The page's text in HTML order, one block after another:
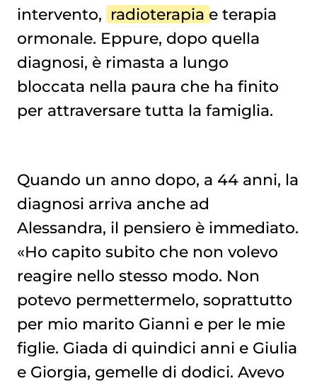
intervento, radioterapia e terapia
ormonale. Eppure, dopo quella
diagnosi, è rimasta a lungo
bloccata nella paura che ha finito
per attraversare tutta la famiglia.
Quando un anno dopo, a 44 anni, la
diagnosi arriva anche ad
Alessandra, il pensiero è immediato.
«Ho capito subito che non volevo
reagire nello stesso modo. Non
potevo permettermelo, soprattutto
per mio marito Gianni e per le mie
figlie. Giada di quindici anni e Giulia
e Giorgia, gemelle di dodici. Avevo